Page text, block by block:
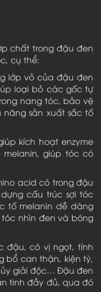
chất trong đậu đen
cụ thể:
lớp vỏ của đậu đen
loại bỏ các gốc tự
nang tóc, bảo vệ
sản xuất sắc tố
kích hoạt enzyme
melanin, giúp tóc có
acid có trong đậu
cấu trúc sợi tóc
tố melanin dễ dàng
nhìn đen và bóng
đậu, có vị ngọt, tính
bổ can thận, kiện tỳ,
giải độc… Đậu đen
tinh đầy đủ, qua đó